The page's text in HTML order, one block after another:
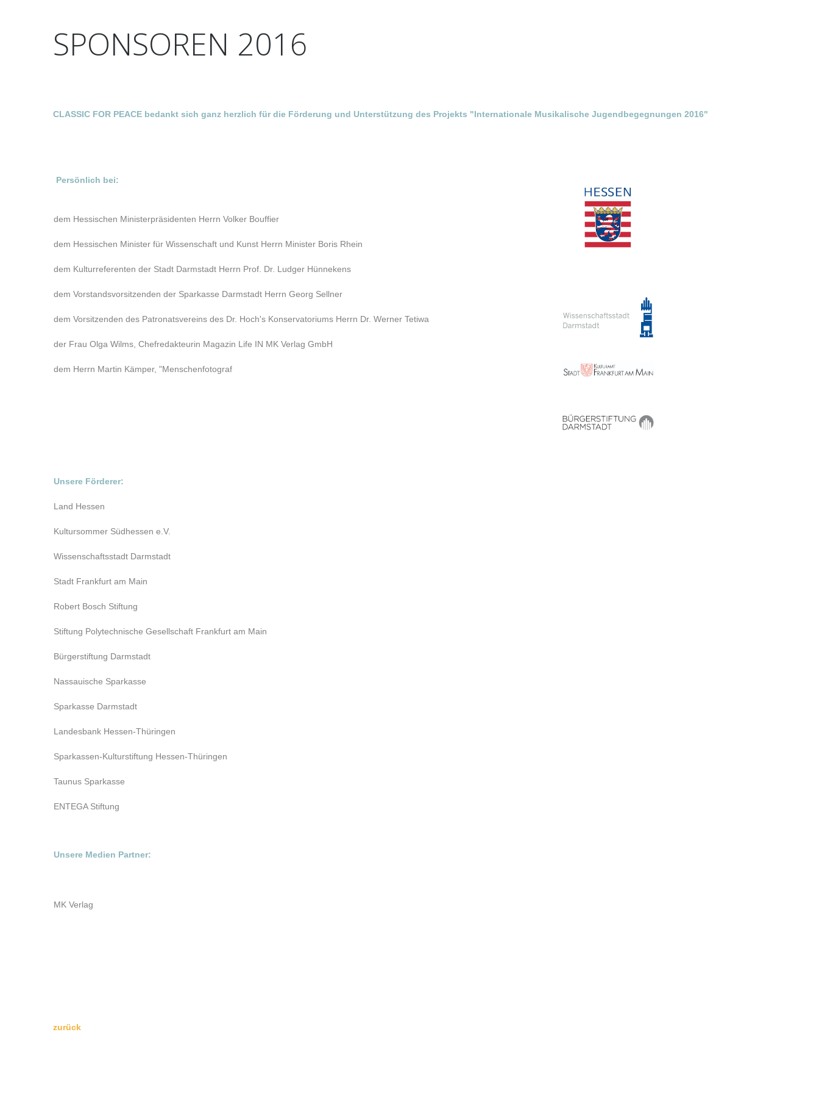
SPONSOREN 2016
CLASSIC FOR PEACE bedankt sich ganz herzlich für die Förderung und Unterstützung des Projekts "Internationale Musikalische Jugendbegegnungen 2016"
Persönlich bei:
dem Hessischen Ministerpräsidenten Herrn Volker Bouffier
dem Hessischen Minister für Wissenschaft und Kunst Herrn Minister Boris Rhein
dem Kulturreferenten der Stadt Darmstadt Herrn Prof. Dr. Ludger Hünnekens
dem Vorstandsvorsitzenden der Sparkasse Darmstadt Herrn Georg Sellner
dem Vorsitzenden des Patronatsvereins des Dr. Hoch's Konservatoriums Herrn Dr. Werner Tetiwa
der Frau Olga Wilms, Chefredakteurin Magazin Life IN MK Verlag GmbH
dem Herrn Martin Kämper, "Menschenfotograf
Unsere Förderer:
Land Hessen
Kultursommer Südhessen e.V.
Wissenschaftsstadt Darmstadt
Stadt Frankfurt am Main
Robert Bosch Stiftung
Stiftung Polytechnische Gesellschaft Frankfurt am Main
Bürgerstiftung Darmstadt
Nassauische Sparkasse
Sparkasse Darmstadt
Landesbank Hessen-Thüringen
Sparkassen-Kulturstiftung Hessen-Thüringen
Taunus Sparkasse
ENTEGA Stiftung
Unsere Medien Partner:
MK Verlag
zurück